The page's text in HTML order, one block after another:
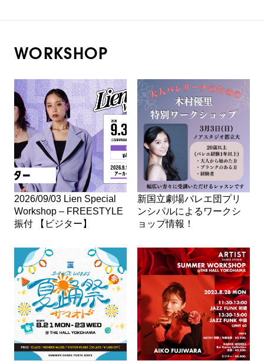
WORKSHOP
2026/09/03 Lien Special
Workshop – FREESTYLE
振付 【ビジター】
新国立劇場バレエ団プリ
ンシパルによるワークシ
ョップ情報！